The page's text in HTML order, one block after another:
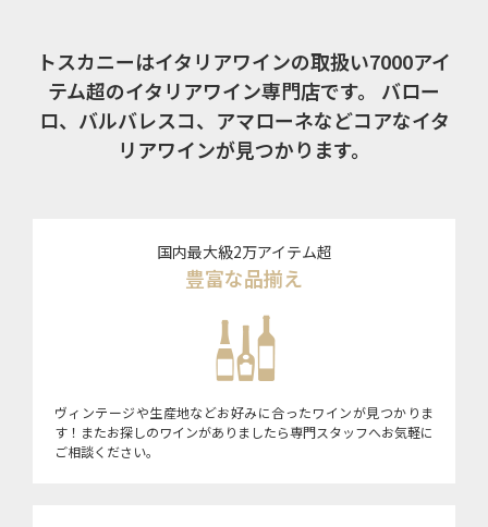
トスカニーはイタリアワインの取扱い7000アイ
テム超のイタリアワイン専門店です。
バロー
ロ、バルバレスコ、アマローネなどコアなイタ
リアワインが見つかります。
国内最大級2万アイテム超
豊富な品揃え
ヴィンテージや生産地などお好みに合ったワインが見つかりま
す！またお探しのワインがありましたら専門スタッフへお気軽に
ご相談ください。